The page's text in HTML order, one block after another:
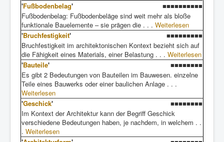
'Fußbodenbelag'
■■■■■■■■■■
Fußbodenbelag: Fußbodenbeläge sind weit mehr als bloße
funktionale Bauelemente – sie prägen die . . . Weiterlesen
'Bruchfestigkeit'
■■■■■■■■■
Bruchfestigkeit im architektonischen Kontext bezieht sich auf
die Fähigkeit eines Materials, einer Belastung . . . Weiterlesen
'Bauteile'
■■■■■■■■
Es gibt 2 Bedeutungen von Bauteilen im Bauwesen. einzelne
Teile eines Bauwerks oder einer baulichen Anlage . . .
Weiterlesen
'Geschick'
■■■■■■■■
Im Kontext der Architektur kann der Begriff Geschick
verschiedene Bedeutungen haben, je nachdem, in welchem . .
. Weiterlesen